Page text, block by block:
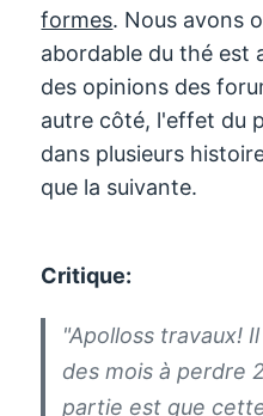
formes. Nous avons
abordable du thé est
des opinions des
autre côté, l'effet du
dans plusieurs
que la suivante.
Critique:
"Apolloss travaux!
des mois à perdre
partie est que